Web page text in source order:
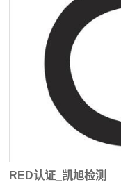
RED认证_凯旭检测